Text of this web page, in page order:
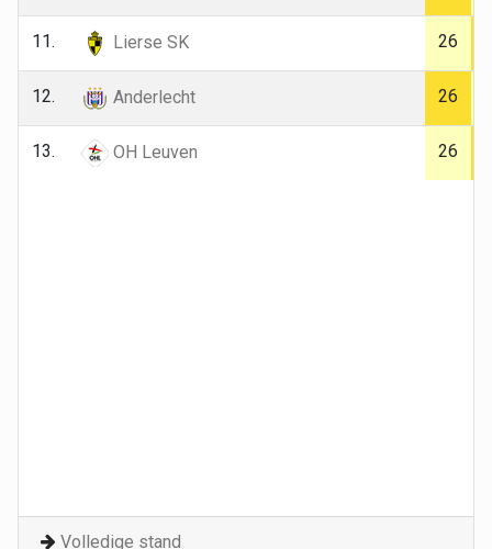
11. Lierse SK 26
12. Anderlecht 26
13. OH Leuven 26
Volledige stand